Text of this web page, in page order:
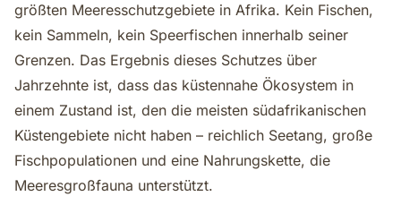
größten Meeresschutzgebiete in Afrika. Kein Fischen,
kein Sammeln, kein Speerfischen innerhalb seiner
Grenzen. Das Ergebnis dieses Schutzes über
Jahrzehnte ist, dass das küstennahe Ökosystem in
einem Zustand ist, den die meisten südafrikanischen
Küstengebiete nicht haben – reichlich Seetang, große
Fischpopulationen und eine Nahrungskette, die
Meeresgroßfauna unterstützt.